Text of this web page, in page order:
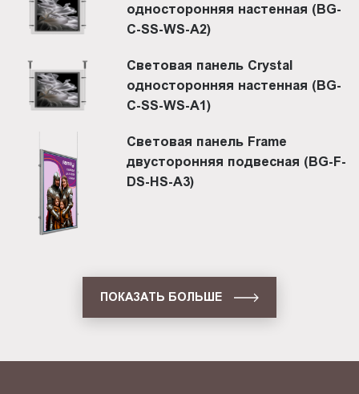
односторонняя настенная (BG-
C-SS-WS-A2)
Световая панель Crystal
односторонняя настенная (BG-
C-SS-WS-A1)
Световая панель Frame
двусторонняя подвесная (BG-F-
DS-HS-A3)
ПОКАЗАТЬ БОЛЬШЕ